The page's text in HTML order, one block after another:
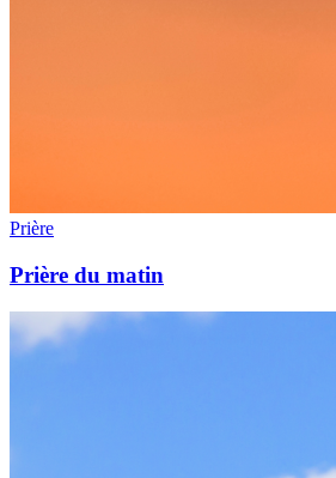
Prière
Prière du matin